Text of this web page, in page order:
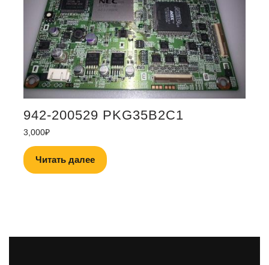
942-200529 PKG35B2C1
3,000₽
Читать далее